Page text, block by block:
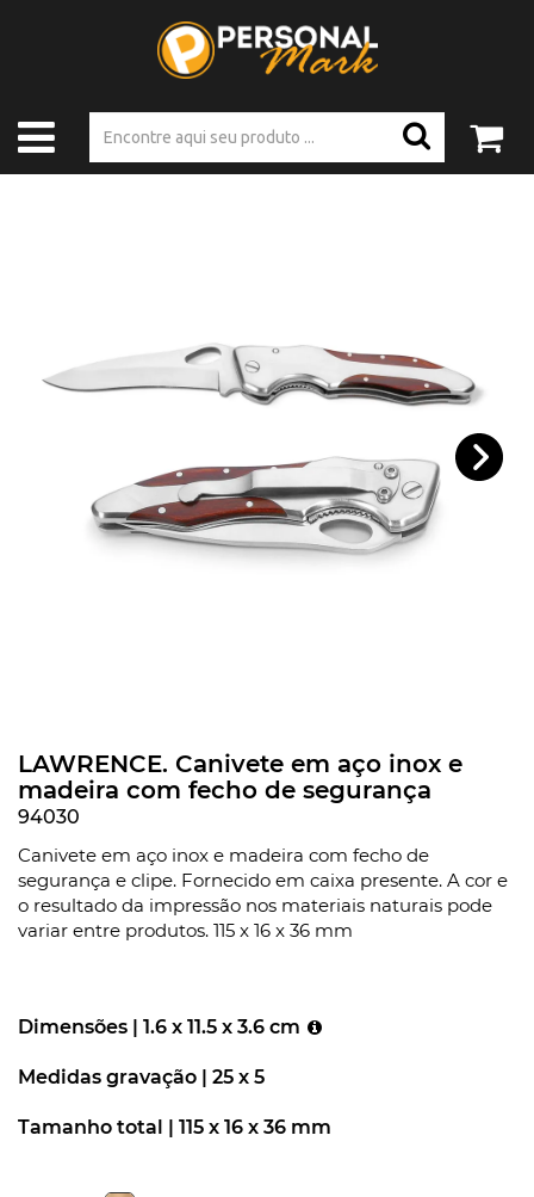
LAWRENCE. Canivete em aço inox e
madeira com fecho de segurança
94030
Canivete em aço inox e madeira com fecho de
segurança e clipe. Fornecido em caixa presente. A cor e
o resultado da impressão nos materiais naturais pode
variar entre produtos. 115 x 16 x 36 mm
Dimensões | 1.6 x 11.5 x 3.6 cm
Medidas gravação | 25 x 5
Tamanho total | 115 x 16 x 36 mm